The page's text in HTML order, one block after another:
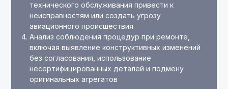
технического обслуживания привести к
неисправностям или создать угрозу
авиационного происшествия
Анализ соблюдения процедур при ремонте,
включая выявление конструктивных изменений
без согласования, использование
несертифицированных деталей и подмену
оригинальных агрегатов